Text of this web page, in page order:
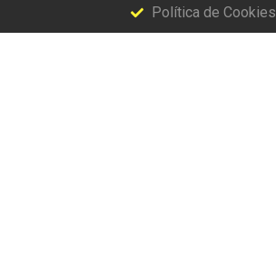
Política de Cookies